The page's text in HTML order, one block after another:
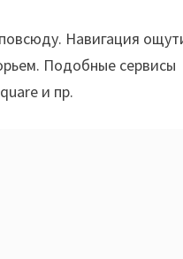
Навигация
Подобные сервисы
и пр.